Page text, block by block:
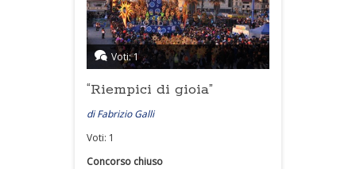
Voti: 1
“Riempici di gioia”
di Fabrizio Galli
Voti: 1
Concorso chiuso